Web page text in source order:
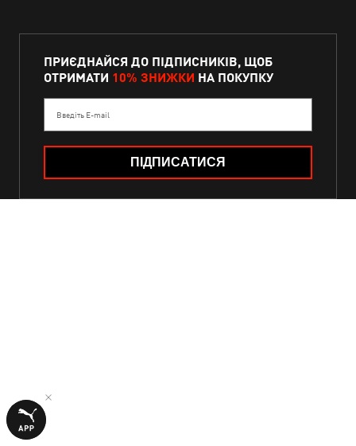
ПРИЄДНАЙСЯ ДО ПІДПИСНИКІВ, ЩОБ
ОТРИМАТИ 10% ЗНИЖКИ НА ПОКУПКУ
Введіть E-mail
ПІДПИСАТИСЯ